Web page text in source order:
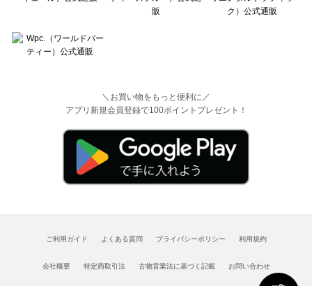
＼お買い物をもっと便利に／
アプリ新規会員登録で100ポイントプレゼント！
ご利用ガイド よくある質問 プライバシーポリシー 利用規約
会社概要 特定商取引法 古物営業法に基づく記載 お問い合わせ